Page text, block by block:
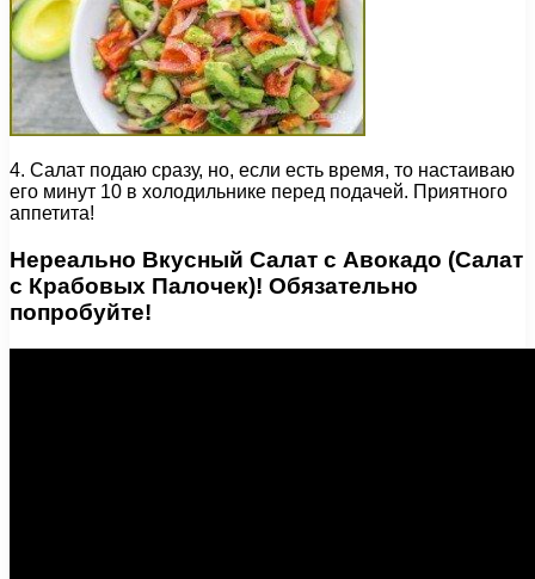
4. Салат подаю сразу, но, если есть время, то настаиваю
его минут 10 в холодильнике перед подачей. Приятного
аппетита!
Нереально Вкусный Салат с Авокадо (Салат
с Крабовых Палочек)! Обязательно
попробуйте!